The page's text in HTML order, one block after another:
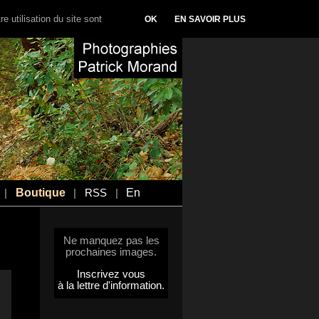
Boutique RSS En
Ne manquez pas les
prochaines images.
Inscrivez vous
à la lettre d'information.
utilisation du site sont OK EN SAVOIR PLUS